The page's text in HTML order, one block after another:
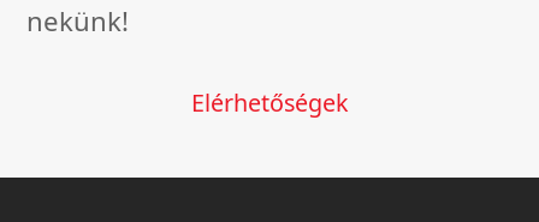
nekünk!
Elérhetőségek